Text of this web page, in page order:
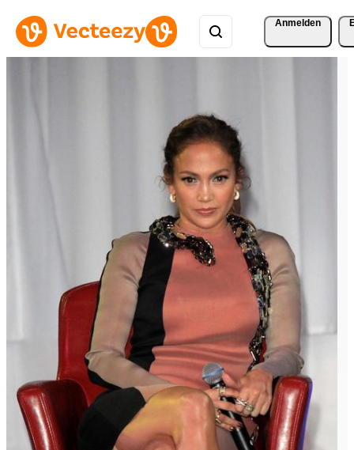
Anmelden